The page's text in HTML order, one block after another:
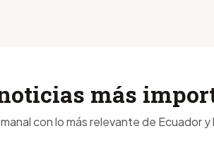
más
con lo más relevante de Ecuador